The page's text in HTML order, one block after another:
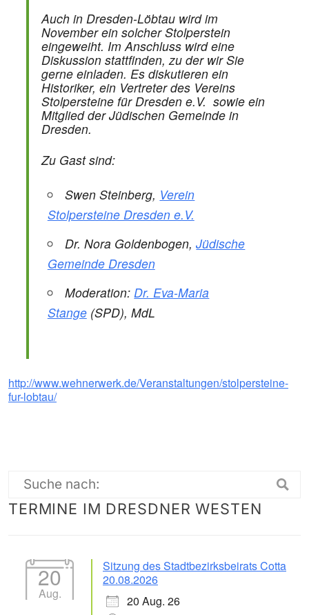
Auch in Dresden-Löbtau wird im
November ein solcher Stolperstein
eingeweiht. Im Anschluss wird eine
Diskussion stattfinden, zu der wir Sie
gerne einladen. Es diskutieren ein
Historiker, ein Vertreter des Vereins
Stolpersteine für Dresden e.V. sowie ein
Mitglied der Jüdischen Gemeinde in
Dresden.
Zu Gast sind:
Swen Steinberg, Verein
Stolpersteine Dresden e.V.
Dr. Nora Goldenbogen,Jüdische
Gemeinde Dresden
Moderation: Dr. Eva-Maria
Stange(SPD), MdL
http://www.wehnerwerk.de/Veranstaltungen/stolpersteine-
fur-lobtau/
Suche
nach:
TERMINE IM DRESDNER WESTEN
20
Aug.
Sitzung des Stadtbezirksbeirats Cotta
20.08.2026
20 Aug. 26